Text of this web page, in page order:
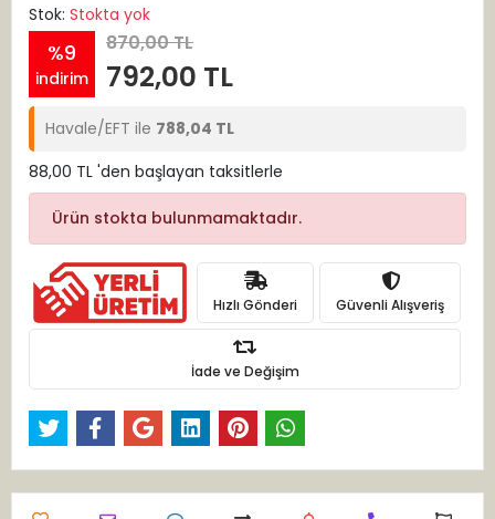
Stok: Stokta yok
%9
indirim
870,00 TL
792,00 TL
Havale/EFT ile 788,04 TL
88,00 TL 'den başlayan taksitlerle
Ürün stokta bulunmamaktadır.
Hızlı Gönderi Güvenli Alışveriş
İade ve Değişim